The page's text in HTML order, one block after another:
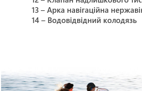
13 – Арка навігаційна
14 – Водовідвідний колодязь